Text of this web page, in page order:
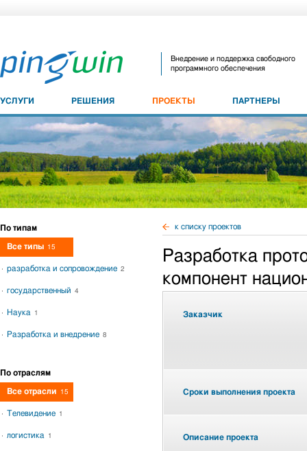
Внедрение и поддержка свободного
программного обеспечения
УСЛУГИ РЕШЕНИЯ ПРОЕКТЫ ПАРТНЕРЫ
к списку проектов
Разработка
компонент
Заказчик
Сроки выполнения проекта
Описание проекта
По типам
Все типы 15
разработка и сопровождение 2
государственный 4
Наука 1
Разработка и внедрение 8
По отраслям
Все отрасли 15
Телевидение 1
логистика 1